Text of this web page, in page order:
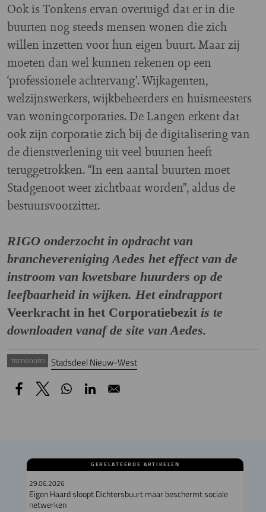
Ook is Tonkens ervan overtuigd dat er in die
buurten nog steeds mensen wonen die zich
willen inzetten voor hun eigen buurt. Maar zij
moeten dan wel kunnen rekenen op een
‘professionele achtervang’. Wijkagenten,
welzijnswerkers, wijkbeheerders en huismeesters
van woningcorporaties. De Langen erkent dat
ook zijn corporatie zich bij de digitalisering van
de dienstverlening uit veel buurten heeft
teruggetrokken. “In een aantal buurten moet
Stadgenoot weer zichtbaar worden”, aldus de
bestuursvoorzitter.
RIGO onderzocht in opdracht van
branchevereniging Aedes het effect van de
instroom van kwetsbare huurders op de
leefbaarheid in wijken. Het eindrapport
Veerkracht in het Corporatiebezit is te
downloaden vanaf de site van Aedes.
TREFWOORD Stadsdeel Nieuw-West
GERELATEERDE ARTIKELEN
29.06.2026
Eigen Haard sloopt Dichtersbuurt maar beschermt sociale
netwerken